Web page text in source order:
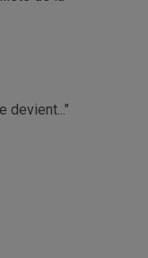
devient..."